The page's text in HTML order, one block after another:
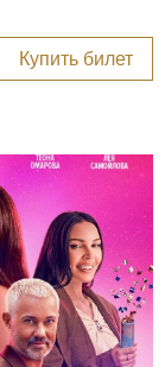
Купить билет